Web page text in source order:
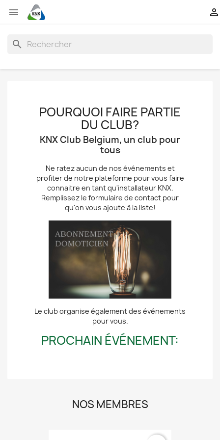
 
search
POURQUOI FAIRE PARTIE
DU CLUB?
KNX Club Belgium, un club pour
tous
Ne ratez aucun de nos événements et
profiter de notre plateforme pour vous faire
connaitre en tant qu'installateur KNX.
Remplissez le formulaire de contact pour
qu'on vous ajoute à la liste!
Le club organise également des événements
pour vous.
PROCHAIN ÉVÉNEMENT:
NOS MEMBRES